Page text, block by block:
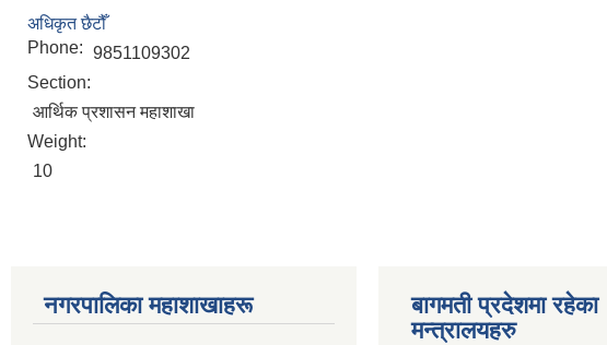
अधिकृत छैटौँ
Phone: 9851109302
Section:
आर्थिक प्रशासन महाशाखा
Weight:
10
नगरपालिका महाशाखाहरू
बागमती प्रदेशमा रहेका
मन्त्रालयहरु